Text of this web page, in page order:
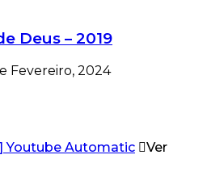
Deus – 2019
Fevereiro, 2024
Ver